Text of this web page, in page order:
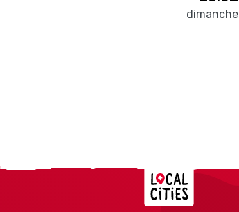
dimanche
Localcities